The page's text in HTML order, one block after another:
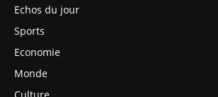
Echos du jour
Sports
Economie
Monde